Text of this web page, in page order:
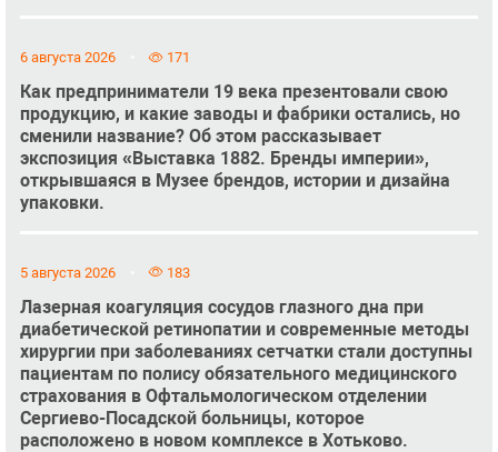
6 августа 2026 171
Как предприниматели 19 века презентовали свою
продукцию, и какие заводы и фабрики остались, но
сменили название? Об этом рассказывает
экспозиция «Выставка 1882. Бренды империи»,
открывшаяся в Музее брендов, истории и дизайна
упаковки.
5 августа 2026 183
Лазерная коагуляция сосудов глазного дна при
диабетической ретинопатии и современные методы
хирургии при заболеваниях сетчатки стали доступны
пациентам по полису обязательного медицинского
страхования в Офтальмологическом отделении
Сергиево-Посадской больницы, которое
расположено в новом комплексе в Хотьково.